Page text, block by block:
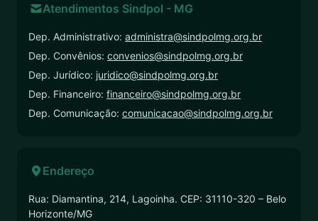
Atendimentos Sindpol - MG
Dep. Administrativo: administra@sindpolmg.org.br
Dep. Convênios: convenios@sindpolmg.org.br
Dep. Jurídico: juridico@sindpolmg.org.br
Dep. Financeiro: financeiro@sindpolmg.org.br
Dep. Comunicação: comunicacao@sindpolmg.org.br
Endereço
Rua: Diamantina, 214, Lagoinha. CEP: 31110-320 – Belo
Horizonte/MG